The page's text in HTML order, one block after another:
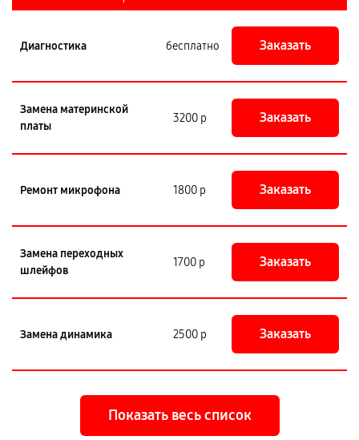
Диагностика бесплатно Заказать
Замена материнской
платы
3200 р Заказать
Ремонт микрофона 1800 р Заказать
Замена переходных
шлейфов
1700 р Заказать
Замена динамика 2500 р Заказать
Показать весь список